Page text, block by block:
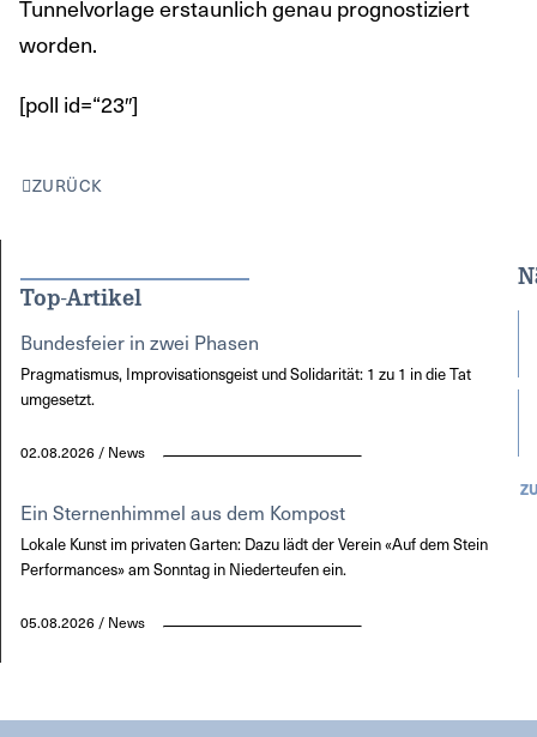
Tunnelvorlage erstaunlich genau prognostiziert
worden.
[poll id=“23″]
ZURÜCK
Top-Artikel
Bundesfeier in zwei Phasen
Pragmatismus, Improvisationsgeist und Solidarität: 1 zu 1 in die Tat
umgesetzt.
02.08.2026 / News
Ein Sternenhimmel aus dem Kompost
Lokale Kunst im privaten Garten: Dazu lädt der Verein «Auf dem Stein
Performances» am Sonntag in Niederteufen ein.
05.08.2026 / News